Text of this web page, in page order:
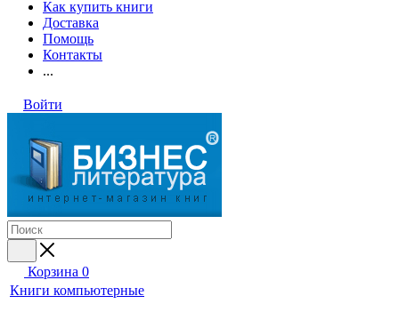
Как купить книги
Доставка
Помощь
Контакты
...
Войти
Корзина 0
Книги компьютерные